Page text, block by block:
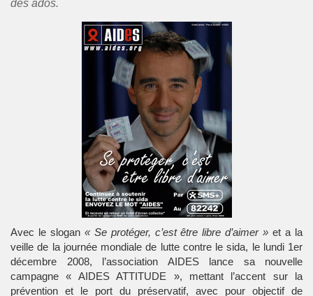
des ados.
Avec le slogan « Se protéger, c’est être libre d’aimer » et a la
veille de la journée mondiale de lutte contre le sida, le lundi 1er
décembre 2008, l’association AIDES lance sa nouvelle
campagne « AIDES ATTITUDE », mettant l’accent sur la
prévention et le port du préservatif, avec pour objectif de